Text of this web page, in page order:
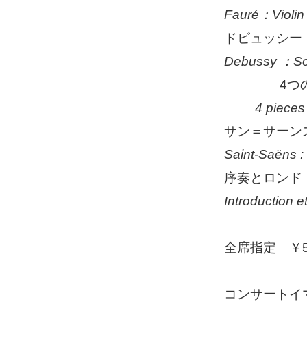
Fauré ：
ドビュッシ
Debussy
：
4つの
4 pieces
サン＝サー
Saint-Saëns :
序奏とロン
Introduction
全席指定 ￥
コンサート